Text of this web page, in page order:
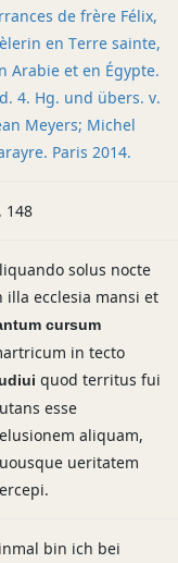
de frère Félix,
en Terre sainte,
Arabie et en Égypte.
4. Hg. und übers. v.
Meyers; Michel
Paris 2014.
148
solus nocte
illa ecclesia mansi et
cursum
in tecto
quod territus fui
esse
aliquam,
ueritatem
bin ich bei